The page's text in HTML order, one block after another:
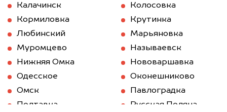
Калачинск
Колосовка
Кормиловка
Крутинка
Любинский
Марьяновка
Муромцево
Называевск
Нижняя Омка
Нововаршавка
Одесское
Оконешниково
Омск
Павлоградка
Полтавка
Русская Поляна